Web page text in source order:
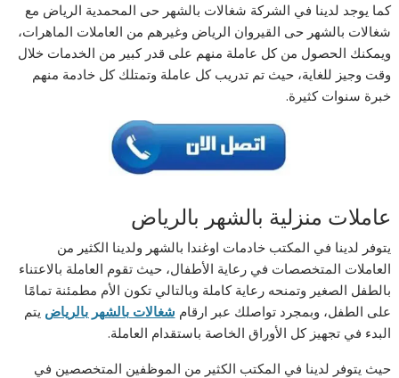
كما يوجد لدينا في الشركة شغالات بالشهر حى المحمدية الرياض مع
شغالات بالشهر حى القيروان الرياض وغيرهم من العاملات الماهرات،
ويمكنك الحصول من كل عاملة منهم على قدر كبير من الخدمات خلال
وقت وجيز للغاية، حيث تم تدريب كل عاملة وتمتلك كل خادمة منهم
خبرة سنوات كثيرة.
عاملات منزلية بالشهر بالرياض
يتوفر لدينا في المكتب خادمات اوغندا بالشهر ولدينا الكثير من
العاملات المتخصصات في رعاية الأطفال، حيث تقوم العاملة بالاعتناء
بالطفل الصغير وتمنحه رعاية كاملة وبالتالي تكون الأم مطمئنة تمامًا
على الطفل، وبمجرد تواصلك عبر ارقام شغالات بالشهر بالرياض يتم
البدء في تجهيز كل الأوراق الخاصة باستقدام العاملة.
حيث يتوفر لدينا في المكتب الكثير من الموظفين المتخصصين في